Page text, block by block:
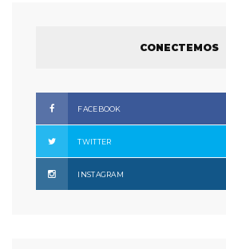
CONECTEMOS
FACEBOOK
TWITTER
INSTAGRAM